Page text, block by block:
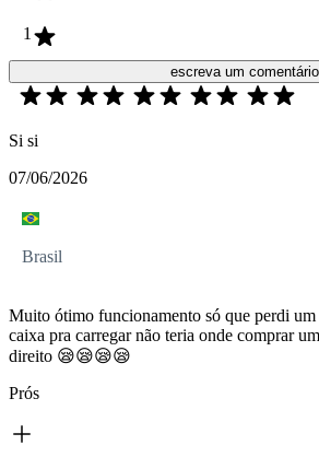
1
escreva um comentário
Si si
07/06/2026
Brasil
Muito ótimo funcionamento só que perdi
caixa pra carregar não teria onde comprar
direito 😪😪😪😪
Prós